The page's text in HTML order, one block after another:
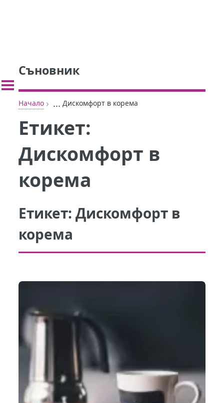
Съновник
Начало › ... Дискомфорт в корема
Етикет:
Дискомфорт в
корема
Етикет:Дискомфорт в
корема